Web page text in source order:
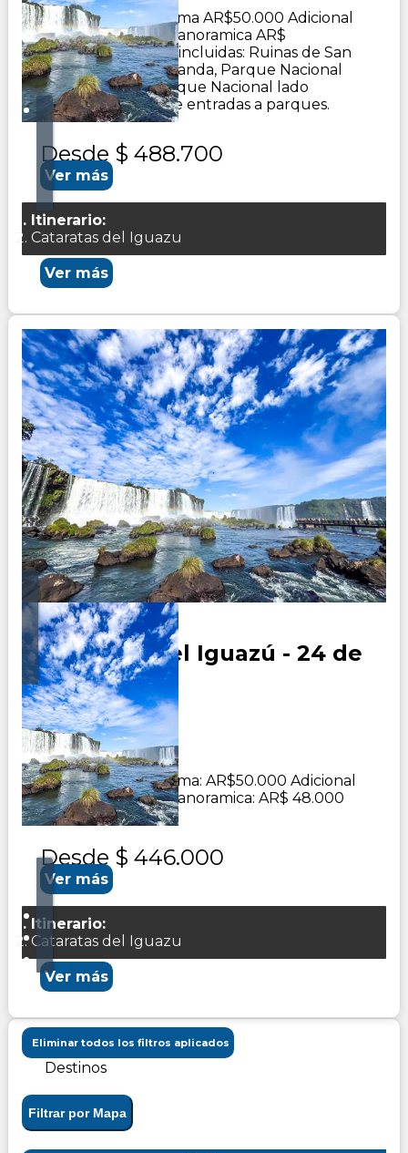
Adicional butaca cama AR$50.000 Adicional
butaca cafetera o panoramica AR$
48.000Excursiones incluidas: Ruinas de San
Ignacio, Minas de Wanda, Parque Nacional
lado Argentino, Parque Nacional lado
Brasilero. No incluye entradas a parques.
Desde $ 488.700
Ver más
Itinerario:
Cataratas del Iguazu
Ver más
Cataratas del Iguazú - 24 de
Septiembre
Duración:
0Días3Noches
Adicional butaca cama: AR$50.000 Adicional
butaca cafetera o panoramica: AR$ 48.000
Desde $ 446.000
Ver más
Itinerario:
Cataratas del Iguazu
Ver más
Eliminar todos los filtros aplicados
Destinos
Filtrar por Mapa